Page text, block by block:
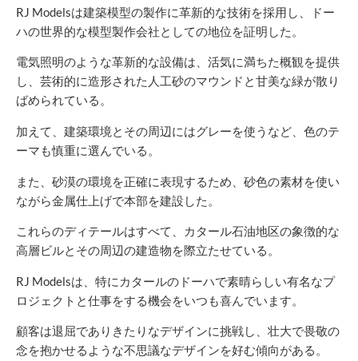
RJ Modelsは建築模型の製作に革新的な技術を採用し、ドー
ハの世界的な模型製作会社としての地位を証明した。
電気照明のような革新的な設備は、活気に満ちた概観を提供
し、芸術的に造形された人工砂のマウンドと甘美な緑が散り
ばめられている。
加えて、建築環境とその周辺にはグレーを使うなど、色のテ
ーマも慎重に選んでいる。
また、砂漠の環境を正確に表現するため、砂色の素材を使い
ながら金属仕上げで本部を建設した。
これらのディテールはすべて、カタール石油地区の象徴的な
高層ビルとその周辺の建造物を際立たせている。
RJ Modelsは、特にカタールのドーハで素晴らしい有名なプ
ロジェクトと仕事をする機会をいつも喜んでいます。
顧客は退屈でありきたりなデザインに挑戦し、壮大で畏敬の
念を抱かせるような不思議なデザインを好む傾向がある。